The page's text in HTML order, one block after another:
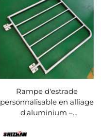
Rampe d'estrade
personnalisable en alliage
d'aluminium –